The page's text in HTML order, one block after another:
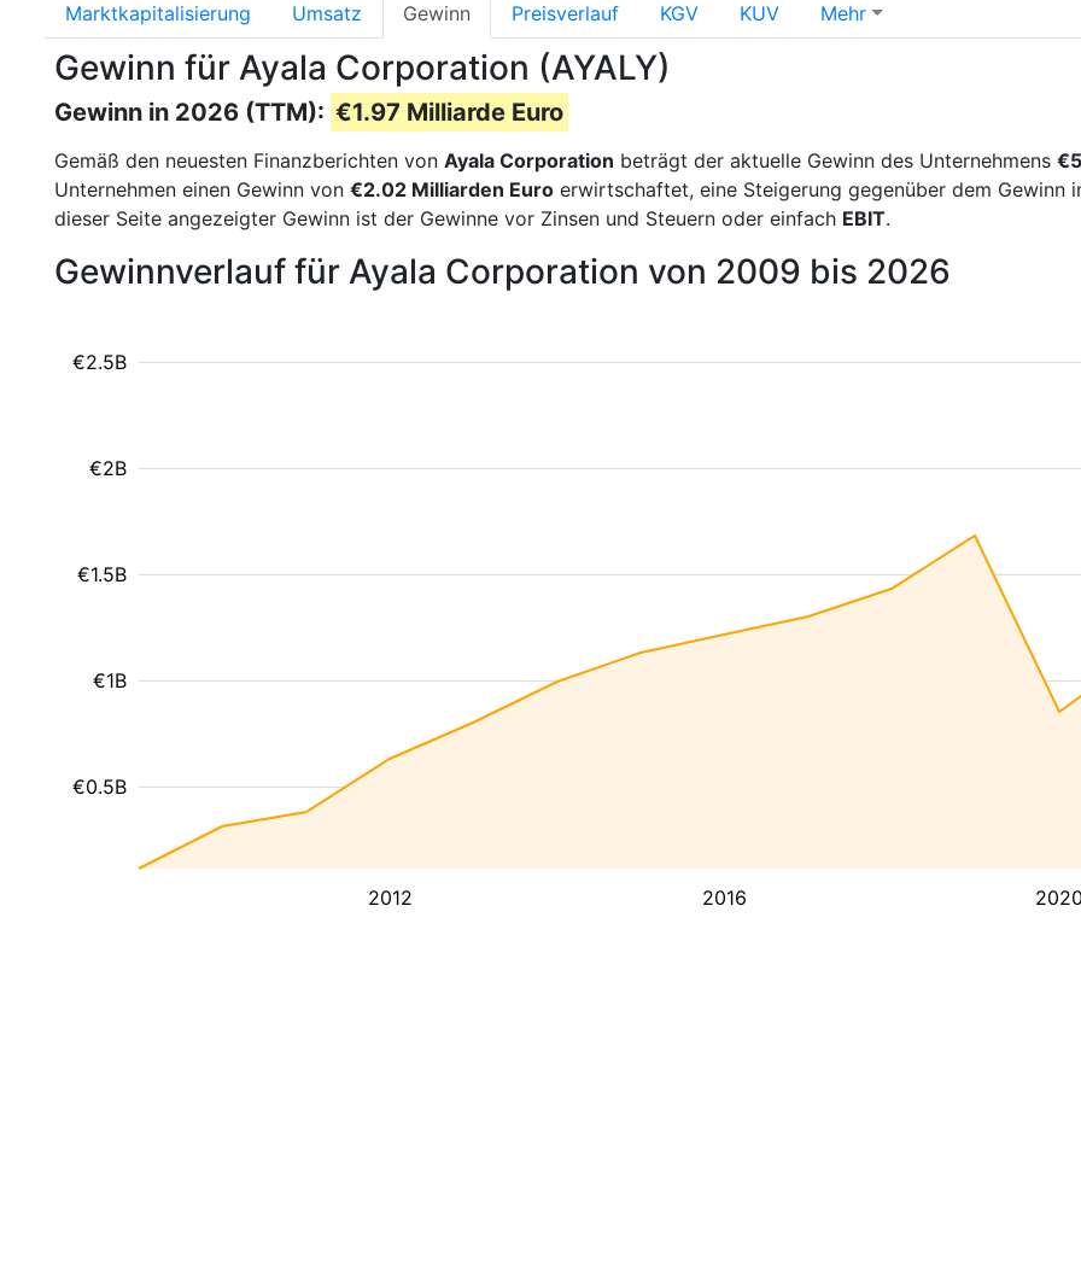
Marktkapitalisierung Umsatz Gewinn Preisverlauf KGV KUV Mehr
Gewinn für Ayala Corporation (AYALY)
Gewinn in 2026 (TTM): €1.97 Milliarde Euro
Gemäß den neuesten Finanzberichten von Ayala Corporation beträgt der aktuelle Gewinn des Unternehmens
Unternehmen einen Gewinn von €2.02 Milliarden Euro erwirtschaftet, eine Steigerung gegenüber dem
dieser Seite angezeigter Gewinn ist der Gewinne vor Zinsen und Steuern oder einfach EBIT.
Gewinnverlauf für Ayala Corporation von 2009 bis 2026
2012 2016 2020
€0.5B
€1B
€1.5B
€2B
€2.5B